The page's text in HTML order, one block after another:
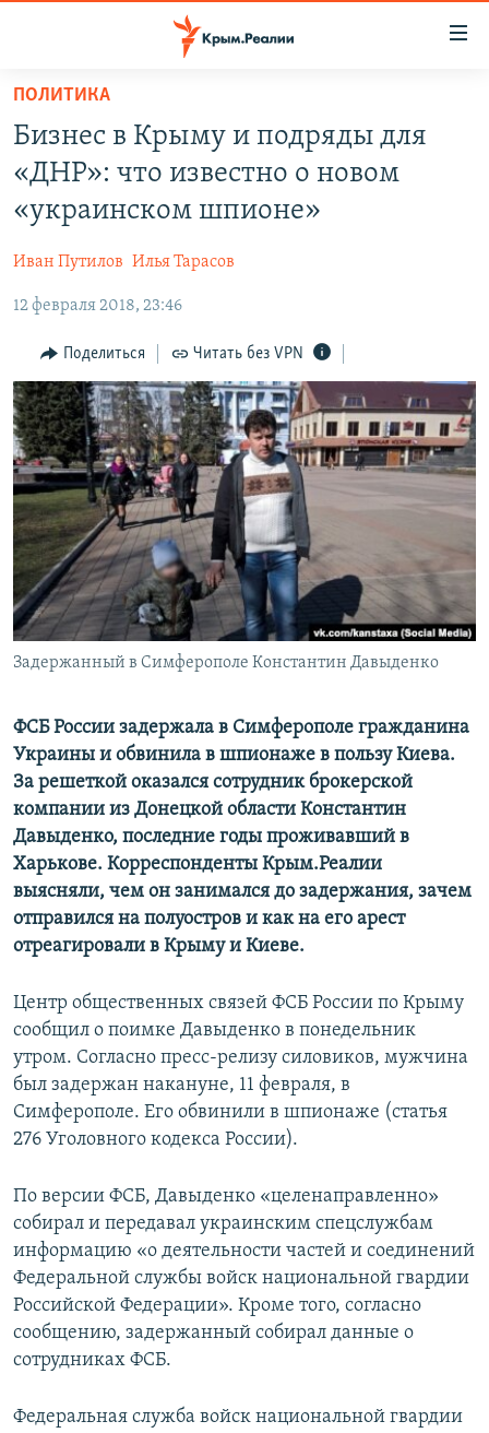
Вернуться
основному
содержанию
главной
навигации
Вернутся
поиску
11 ЛЕТ ОККУПАЦИИ КРЫМА. 11 ИСТОРИЙ СОПРОТИВЛЕНИЯ
ЕЩЕ
ИНТЕРАКТИВ
ИНФОГРАФИКА
ТЕЛЕПРОЕКТ КРЫМ.РЕАЛИИ
СОВЕТЫ ПРАВОЗАЩИТНИКОВ
ПРОПАВШИЕ БЕЗ ВЕСТИ
ПОБЕДИТЕЛЕЙ НЕ СУДЯТ?
КРЫМ.НЕПОКОРЕННЫЙ
ELIFBE
УКРАИНСКАЯ ПРОБЛЕМА КРЫМА
РАДІО СВОБОДА
КАК ОБОЙТИ БЛОКИРОВКУ
Українською
Qırımtatar
ПРИСОЕДИНЯЙТЕСЬ!
Все сайты RFE/RL
ПОЛИТИКА
Бизнес в Крыму и подряды для
«ДНР»: что известно о новом
«украинском шпионе»
Иван Путилов Илья Тарасов
12 февраля 2018, 23:46
Поделиться Читать без VPN
Задержанный в Симферополе Константин Давыденко
ФСБ России задержала в Симферополе гражданина
Украины и обвинила в шпионаже в пользу Киева.
За решеткой оказался сотрудник брокерской
компании из Донецкой области Константин
Давыденко, последние годы проживавший в
Харькове. Корреспонденты Крым.Реалии
выясняли, чем он занимался до задержания, зачем
отправился на полуостров и как на его арест
отреагировали в Крыму и Киеве.
Центр общественных связей ФСБ России по Крыму
сообщил о поимке Давыденко в понедельник
утром. Согласно пресс-релизу силовиков, мужчина
был задержан накануне, 11 февраля, в
Симферополе. Его обвинили в шпионаже (статья
276 Уголовного кодекса России).
По версии ФСБ, Давыденко «целенаправленно»
собирал и передавал украинским спецслужбам
информацию «о деятельности частей и соединений
Федеральной службы войск национальной гвардии
Российской Федерации». Кроме того, согласно
сообщению, задержанный собирал данные о
сотрудниках ФСБ.
Федеральная служба войск национальной гвардии